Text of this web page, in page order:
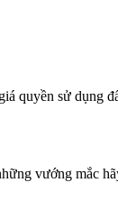
quyền sử dụng
vướng mắc